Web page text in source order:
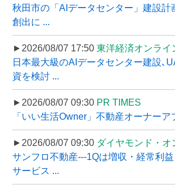
秋田市の「AIデータセンター」建設計
創出に ...
►2026/08/07 17:50 東洋経済オンライ
日本最大級のAIデータセンター建設､
資を検討 ...
►2026/08/07 09:30 PR TIMES
「いい生活Owner」不動産オーナー
►2026/08/07 09:30 ダイヤモンド・オ
サンフロ不動産---1Qは増収・経常利
サービス ...